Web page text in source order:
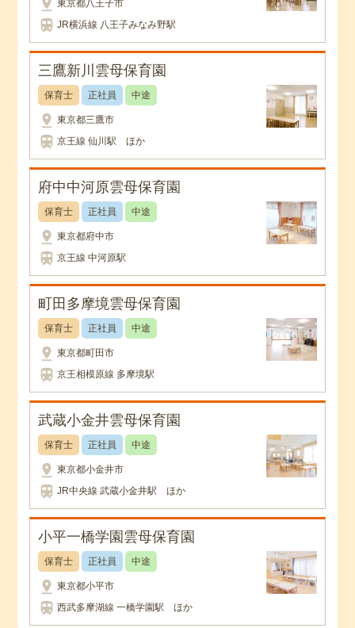
pin_drop 東京都八王子市
train JR横浜線 八王子みなみ野駅
三鷹新川雲母保育園
保育士 正社員 中途
pin_drop 東京都三鷹市
train 京王線 仙川駅 ほか
府中中河原雲母保育園
保育士 正社員 中途
pin_drop 東京都府中市
train 京王線 中河原駅
町田多摩境雲母保育園
保育士 正社員 中途
pin_drop 東京都町田市
train 京王相模原線 多摩境駅
武蔵小金井雲母保育園
保育士 正社員 中途
pin_drop 東京都小金井市
train JR中央線 武蔵小金井駅 ほか
小平一橋学園雲母保育園
保育士 正社員 中途
pin_drop 東京都小平市
train 西武多摩湖線 一橋学園駅 ほか